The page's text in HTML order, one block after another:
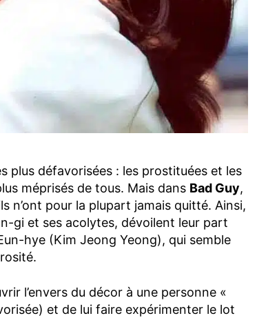
plus défavorisées : les prostituées et les
méprisés de tous. Mais dans Bad Guy,
n’ont pour la plupart jamais quitté. Ainsi,
gi et ses acolytes, dévoilent leur part
hye (Kim Jeong Yeong), qui semble
l’envers du décor à une personne «
et de lui faire expérimenter le lot